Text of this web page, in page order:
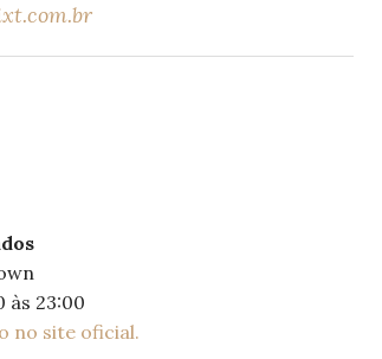
às 23:00
no site oficial.